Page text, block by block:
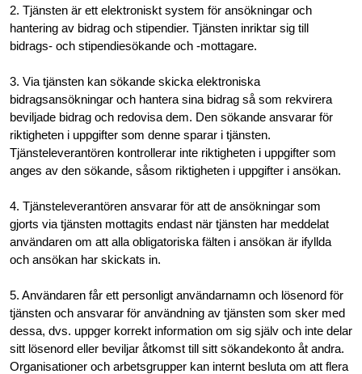
2. Tjänsten är ett elektroniskt system för ansökningar och
hantering av bidrag och stipendier. Tjänsten inriktar sig till
bidrags- och stipendiesökande och -mottagare.
3. Via tjänsten kan sökande skicka elektroniska
bidragsansökningar och hantera sina bidrag så som rekvirera
beviljade bidrag och redovisa dem. Den sökande ansvarar för
riktigheten i uppgifter som denne sparar i tjänsten.
Tjänsteleverantören kontrollerar inte riktigheten i uppgifter som
anges av den sökande, såsom riktigheten i uppgifter i ansökan.
4. Tjänsteleverantören ansvarar för att de ansökningar som
gjorts via tjänsten mottagits endast när tjänsten har meddelat
användaren om att alla obligatoriska fälten i ansökan är ifyllda
och ansökan har skickats in.
5. Användaren får ett personligt användarnamn och lösenord för
tjänsten och ansvarar för användning av tjänsten som sker med
dessa, dvs. uppger korrekt information om sig själv och inte delar
sitt lösenord eller beviljar åtkomst till sitt sökandekonto åt andra.
Organisationer och arbetsgrupper kan internt besluta om att flera